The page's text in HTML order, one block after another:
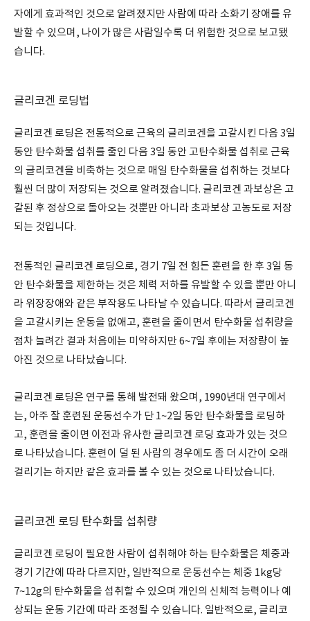
자에게 효과적인 것으로 알려졌지만 사람에 따라 소화기 장애를 유
발할 수 있으며, 나이가 많은 사람일수록 더 위험한 것으로 보고됐
습니다.
글리코겐 로딩법
글리코겐 로딩은 전통적으로 근육의 글리코겐을 고갈시킨 다음 3일
동안 탄수화물 섭취를 줄인 다음 3일 동안 고탄수화물 섭취로 근육
의 글리코겐을 비축하는 것으로 매일 탄수화물을 섭취하는 것보다
훨씬 더 많이 저장되는 것으로 알려졌습니다. 글리코겐 과보상은 고
갈된 후 정상으로 돌아오는 것뿐만 아니라 초과보상 고농도로 저장
되는 것입니다.
전통적인 글리코겐 로딩으로, 경기 7일 전 힘든 훈련을 한 후 3일 동
안 탄수화물을 제한하는 것은 체력 저하를 유발할 수 있을 뿐만 아니
라 위장장애와 같은 부작용도 나타날 수 있습니다. 따라서 글리코겐
을 고갈시키는 운동을 없애고, 훈련을 줄이면서 탄수화물 섭취량을
점차 늘려간 결과 처음에는 미약하지만 6~7일 후에는 저장량이 높
아진 것으로 나타났습니다.
글리코겐 로딩은 연구를 통해 발전돼 왔으며, 1990년대 연구에서
는, 아주 잘 훈련된 운동선수가 단 1~2일 동안 탄수화물을 로딩하
고, 훈련을 줄이면 이전과 유사한 글리코겐 로딩 효과가 있는 것으
로 나타났습니다. 훈련이 덜 된 사람의 경우에도 좀 더 시간이 오래
걸리기는 하지만 같은 효과를 볼 수 있는 것으로 나타났습니다.
글리코겐 로딩 탄수화물 섭취량
글리코겐 로딩이 필요한 사람이 섭취해야 하는 탄수화물은 체중과
경기 기간에 따라 다르지만, 일반적으로 운동선수는 체중 1kg당
7~12g의 탄수화물을 섭취할 수 있으며 개인의 신체적 능력이나 예
상되는 운동 기간에 따라 조정될 수 있습니다. 일반적으로, 글리코